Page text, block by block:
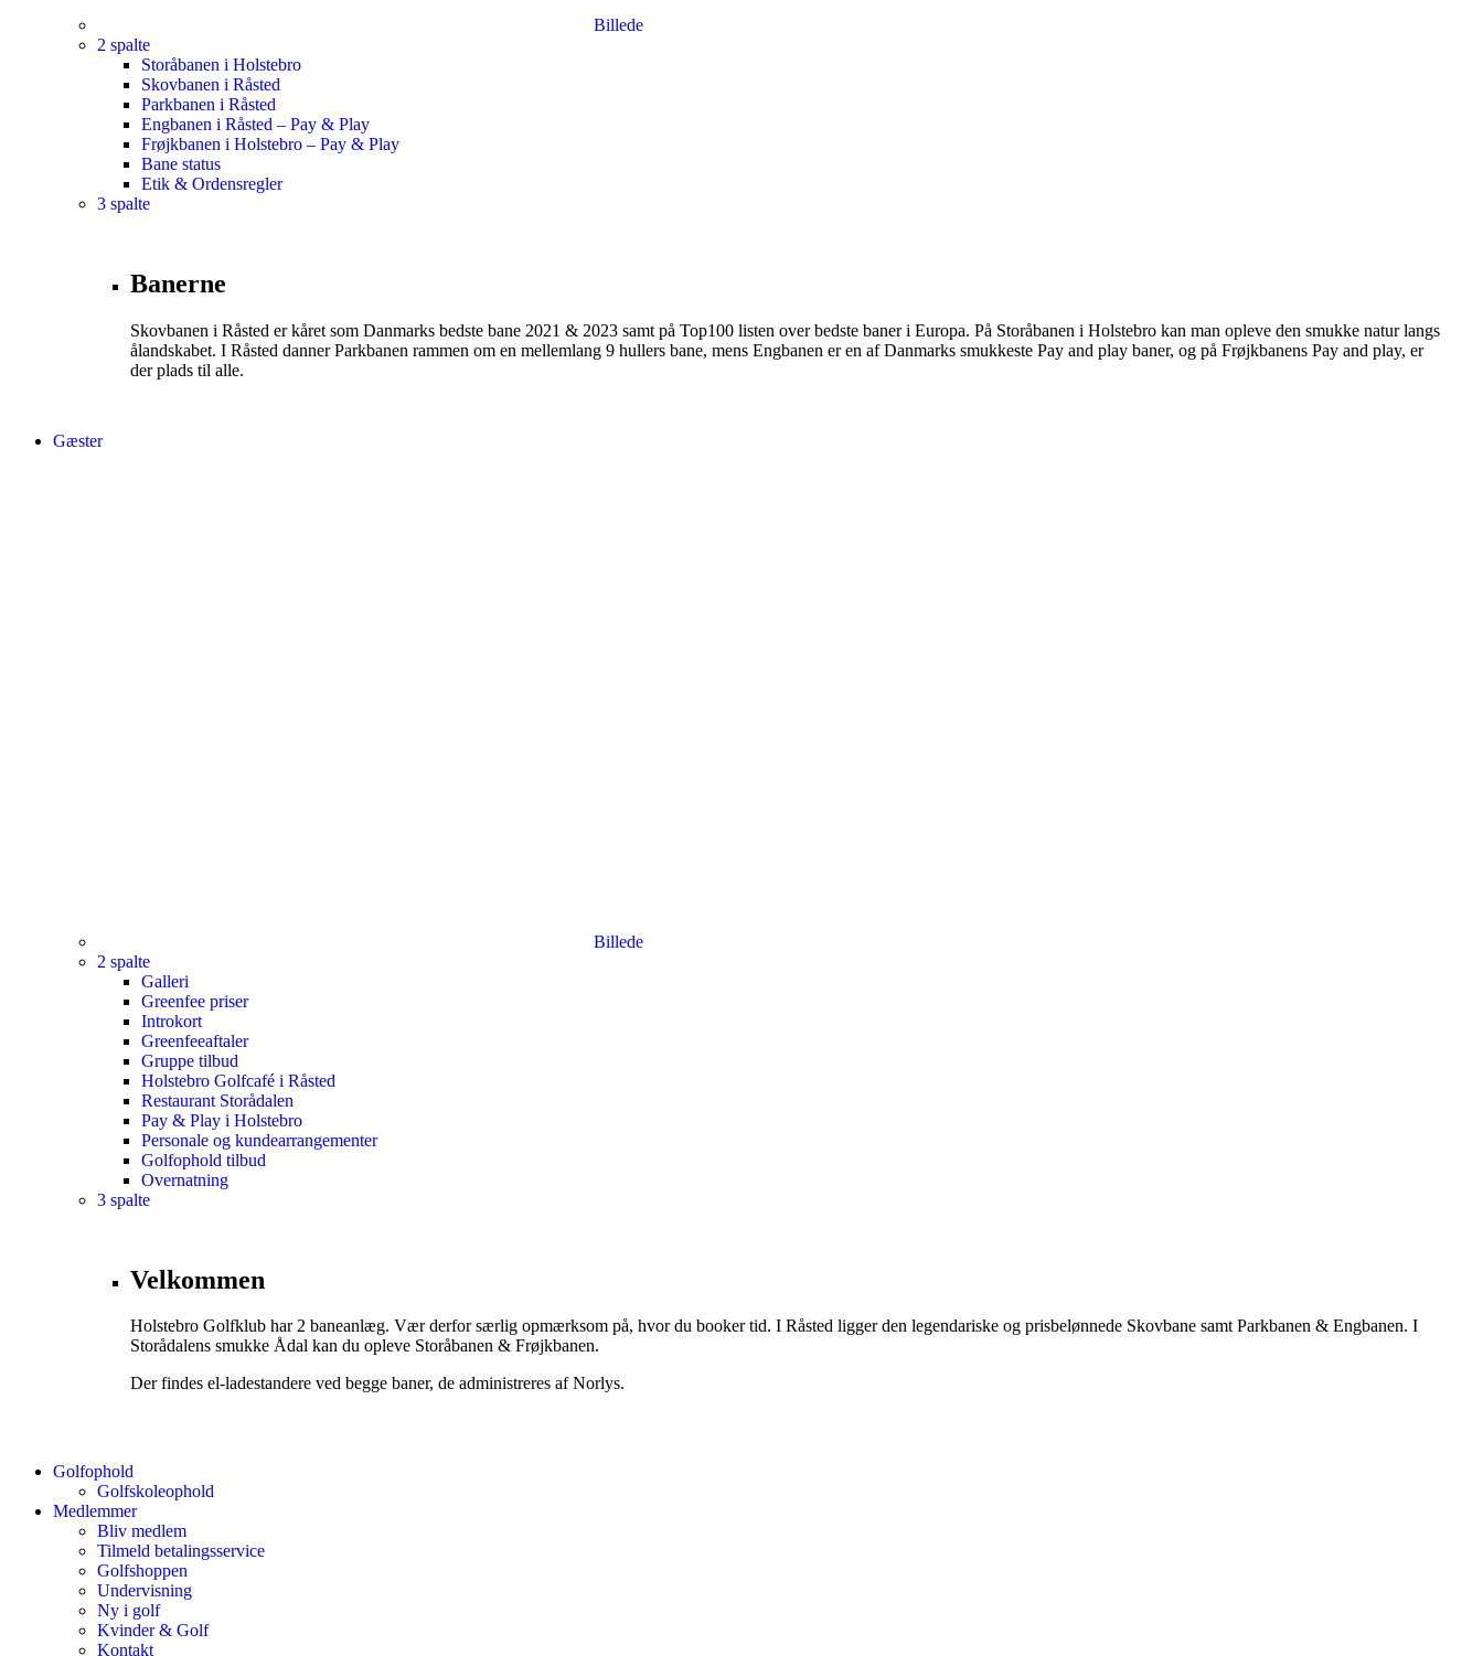
Billede
2 spalte
Storåbanen i Holstebro
Skovbanen i Råsted
Parkbanen i Råsted
Engbanen i Råsted – Pay & Play
Frøjkbanen i Holstebro – Pay & Play
Bane status
Etik & Ordensregler
3 spalte
Banerne
Skovbanen i Råsted er kåret som Danmarks bedste bane 2021 & 2023 samt på Top100 listen over bedste baner i Europa. På Storåbanen i Holstebro kan man opleve den smukke natur langs
ålandskabet. I Råsted danner Parkbanen rammen om en mellemlang 9 hullers bane, mens Engbanen er en af Danmarks smukkeste Pay and play baner, og på Frøjkbanens Pay and play, er
der plads til alle.
Gæster
Billede
2 spalte
Galleri
Greenfee priser
Introkort
Greenfeeaftaler
Gruppe tilbud
Holstebro Golfcafé i Råsted
Restaurant Storådalen
Pay & Play i Holstebro
Personale og kundearrangementer
Golfophold tilbud
Overnatning
3 spalte
Velkommen
Holstebro Golfklub har 2 baneanlæg. Vær derfor særlig opmærksom på, hvor du booker tid. I Råsted ligger den legendariske og prisbelønnede Skovbane samt Parkbanen & Engbanen. I
Storådalens smukke Ådal kan du opleve Storåbanen & Frøjkbanen.
Der findes el-ladestandere ved begge baner, de administreres af Norlys.
Golfophold
Golfskoleophold
Medlemmer
Bliv medlem
Tilmeld betalingsservice
Golfshoppen
Undervisning
Ny i golf
Kvinder & Golf
Kontakt